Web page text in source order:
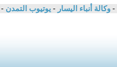
- وكالة أنباء اليسار - يوتيوب التمدن -